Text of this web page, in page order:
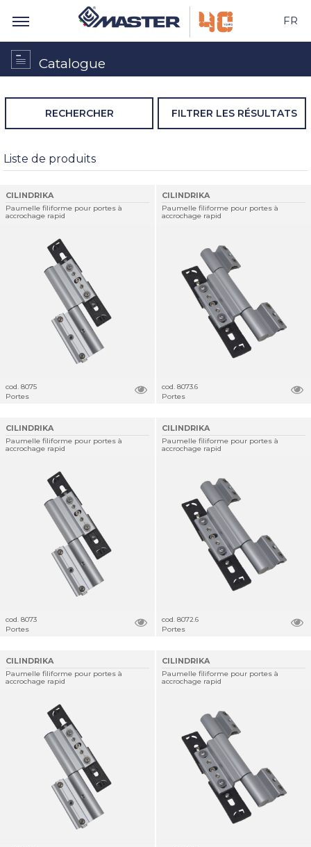
FR
Catalogue
RECHERCHER FILTRER LES RÉSULTATS
Liste de produits
CILINDRIKA
Paumelle filiforme pour portes à
accrochage rapid
cod. 8075
Portes
CILINDRIKA
Paumelle filiforme pour portes à
accrochage rapid
cod. 8073.6
Portes
CILINDRIKA
Paumelle filiforme pour portes à
accrochage rapid
cod. 8073
Portes
CILINDRIKA
Paumelle filiforme pour portes à
accrochage rapid
cod. 8072.6
Portes
CILINDRIKA
Paumelle filiforme pour portes à
accrochage rapid
CILINDRIKA
Paumelle filiforme pour portes à
accrochage rapid